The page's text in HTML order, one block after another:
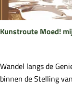
W
e
a
a
Kunstroute Moed!
K
u
Wandel langs de
binnen de Stelling